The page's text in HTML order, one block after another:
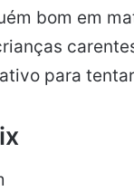
bom em
para